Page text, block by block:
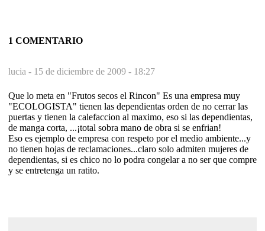
1 COMENTARIO
lucia - 15 de diciembre de 2009 - 18:27
Que lo meta en "Frutos secos el Rincon" Es una empresa muy
"ECOLOGISTA" tienen las dependientas orden de no cerrar las
puertas y tienen la calefaccion al maximo, eso si las dependientas,
de manga corta, ...¡total sobra mano de obra si se enfrian!
Eso es ejemplo de empresa con respeto por el medio ambiente...y
no tienen hojas de reclamaciones...claro solo admiten mujeres de
dependientas, si es chico no lo podra congelar a no ser que compre
y se entretenga un ratito.